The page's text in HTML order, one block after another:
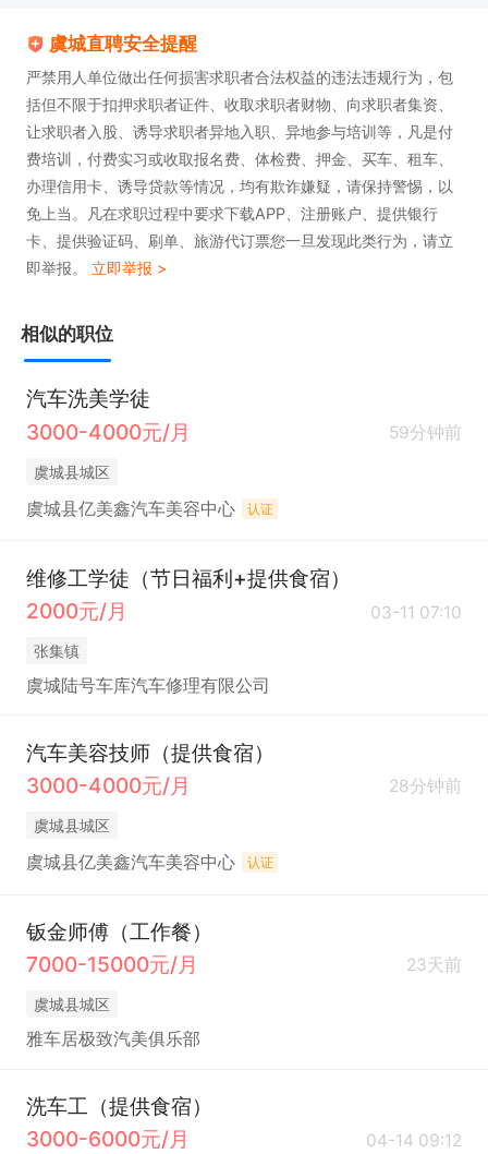
虞城直聘安全提醒
严禁用人单位做出任何损害求职者合法权益的违法违规行为，包
括但不限于扣押求职者证件、收取求职者财物、向求职者集资、
让求职者入股、诱导求职者异地入职、异地参与培训等，凡是付
费培训，付费实习或收取报名费、体检费、押金、买车、租车、
办理信用卡、诱导贷款等情况，均有欺诈嫌疑，请保持警惕，以
免上当。凡在求职过程中要求下载APP、注册账户、提供银行
卡、提供验证码、刷单、旅游代订票您一旦发现此类行为，请立
即举报。 立即举报 >
相似的职位
汽车洗美学徒
3000-4000元/月
59分钟前
虞城县城区
虞城县亿美鑫汽车美容中心 认证
维修工学徒（节日福利+提供食宿）
2000元/月
03-11 07:10
张集镇
虞城陆号车库汽车修理有限公司
汽车美容技师（提供食宿）
3000-4000元/月
28分钟前
虞城县城区
虞城县亿美鑫汽车美容中心 认证
钣金师傅（工作餐）
7000-15000元/月
23天前
虞城县城区
雅车居极致汽美俱乐部
洗车工（提供食宿）
3000-6000元/月
04-14 09:12